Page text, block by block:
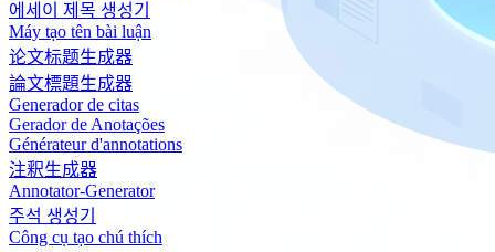
에세이 제목 생성기
Máy tạo tên bài luận
论文标题生成器
論文標題生成器
Generador de citas
Gerador de Anotações
Générateur d'annotations
注釈生成器
Annotator-Generator
주석 생성기
Công cụ tạo chú thích